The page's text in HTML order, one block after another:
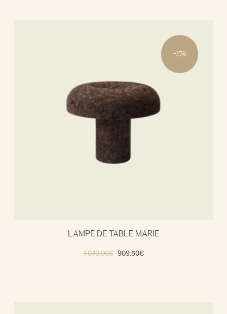
-15%
LAMPE DE TABLE MARIE
1 070.00€ 909.50€